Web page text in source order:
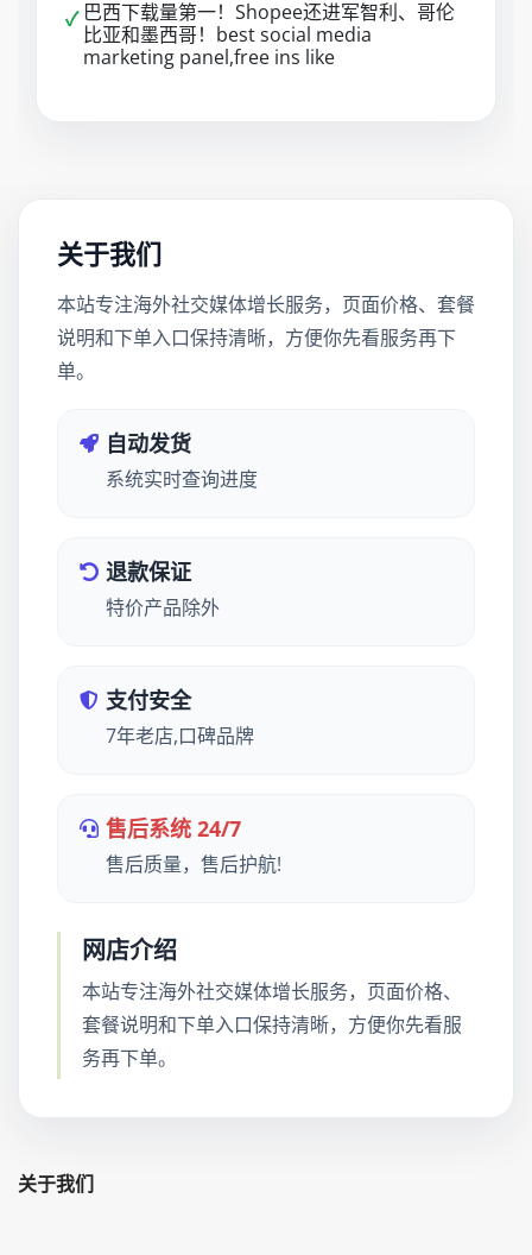
✓ 巴西下载量第一！Shopee还进军智利、哥伦
比亚和墨西哥！best social media
marketing panel,free ins like
关于我们
本站专注海外社交媒体增长服务，页面价格、套餐
说明和下单入口保持清晰，方便你先看服务再下
单。
自动发货
系统实时查询进度
退款保证
特价产品除外
支付安全
7年老店,口碑品牌
售后系统 24/7
售后质量，售后护航!
网店介绍
本站专注海外社交媒体增长服务，页面价格、
套餐说明和下单入口保持清晰，方便你先看服
务再下单。
关于我们